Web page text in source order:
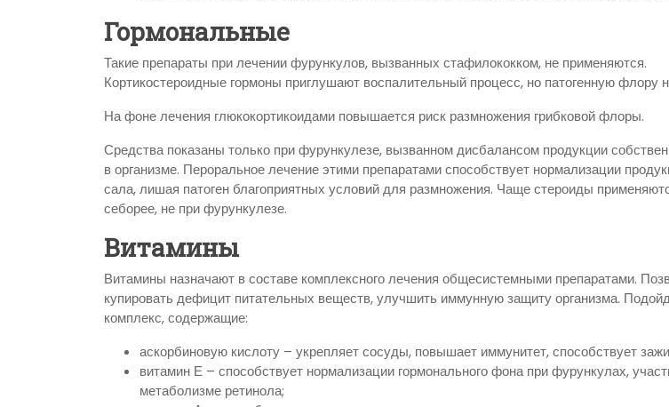
Гормональные
Такие препараты при лечении фурункулов, вызванных стафилококком, не применяются.
Кортикостероидные гормоны приглушают воспалительный процесс, но патогенную флору
На фоне лечения глюкокортикоидами повышается риск размножения грибковой флоры.
Средства показаны только при фурункулезе, вызванном дисбалансом продукции
в организме. Пероральное лечение этими препаратами способствует нормализации
сала, лишая патоген благоприятных условий для размножения. Чаще стероиды
себорее, не при фурункулезе.
Витамины
Витамины назначают в составе комплексного лечения общесистемными препаратами.
купировать дефицит питательных веществ, улучшить иммунную защиту организма.
комплекс, содержащие:
аскорбиновую кислоту – укрепляет сосуды, повышает иммунитет, способствует
витамин Е – способствует нормализации гормонального фона при фурункулах,
метаболизме ретинола;